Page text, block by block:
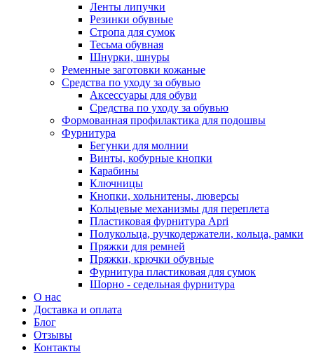
Ленты липучки
Резинки обувные
Стропа для сумок
Тесьма обувная
Шнурки, шнуры
Ременные заготовки кожаные
Средства по уходу за обувью
Аксессуары для обуви
Средства по уходу за обувью
Формованная профилактика для подошвы
Фурнитура
Бегунки для молнии
Винты, кобурные кнопки
Карабины
Ключницы
Кнопки, хольнитены, люверсы
Кольцевые механизмы для переплета
Пластиковая фурнитура Apri
Полукольца, ручкодержатели, кольца, рамки
Пряжки для ремней
Пряжки, крючки обувные
Фурнитура пластиковая для сумок
Шорно - седельная фурнитура
О нас
Доставка и оплата
Блог
Отзывы
Контакты